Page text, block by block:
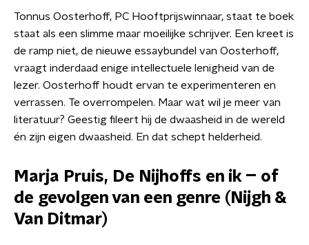
Tonnus Oosterhoff, PC Hooftprijswinnaar, staat te boek
staat als een slimme maar moeilijke schrijver. Een kreet is
de ramp niet, de nieuwe essaybundel van Oosterhoff,
vraagt inderdaad enige intellectuele lenigheid van de
lezer. Oosterhoff houdt ervan te experimenteren en
verrassen. Te overrompelen. Maar wat wil je meer van
literatuur? Geestig fileert hij de dwaasheid in de wereld
én zijn eigen dwaasheid. En dat schept helderheid.
Marja Pruis, De Nijhoffs en ik – of
de gevolgen van een genre (Nijgh &
Van Ditmar)